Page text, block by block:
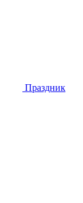
Праздник